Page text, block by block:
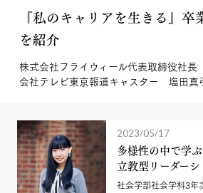
『私のキャリアを生きる』卒
を紹介
株式会社フライウィール代表取締役社
会社テレビ東京報道キャスター 塩田真
2023/05/17
多様性の中で学
立教型リーダー
社会学部社会学科3